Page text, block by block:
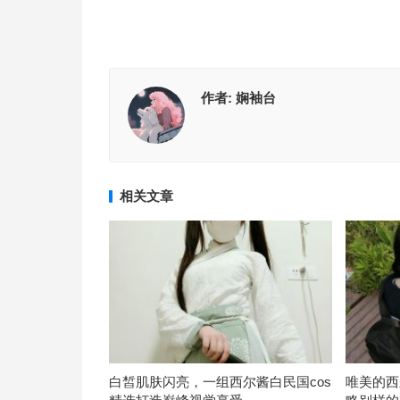
作者: 娴袖台
相关文章
白皙肌肤闪亮，一组西尔酱白民国cos
唯美的